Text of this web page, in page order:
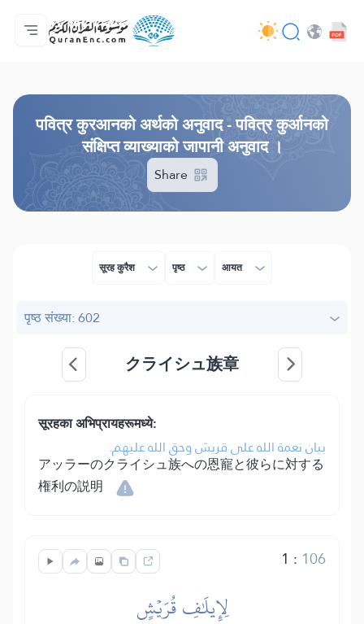
मुख्य
अनुवादहरूको सूची
Audio
विकासकर्ताहरूका सेवाहरू - API
परियोजना बारे
हामीलाई सम्पर्क गर्नुहोस्
भाषा
पवित्र कुरआनको अर्थको अनुवाद - पवित्र कुर्आनको
संक्षिप्त व्याख्याको जापानी अनुवाद ।
Share
सूरह कुरैश पृष्ठ आयत
पृष्ठ संख्या: 602
クライシュ族章
सूरहका अभिप्रायहरूमध्ये:
بيان نعمة الله على قريش وحق الله عليهم.
アッラーのクライシュ族への恩寵と彼らに対する
権利の説明
1 : 106
لِإِيلَٰفِ قُرَيۡشٍ